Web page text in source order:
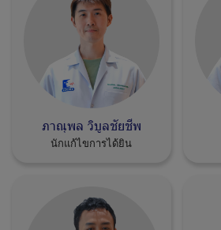
ภาณุพล วิบูลชัยชีพ
นักแก้ไขการได้ยิน